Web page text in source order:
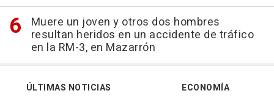
Muere un joven y otros dos hombres
resultan heridos en un accidente de tráfico
en la RM-3, en Mazarrón
ÚLTIMAS NOTICIAS
ECONOMÍA